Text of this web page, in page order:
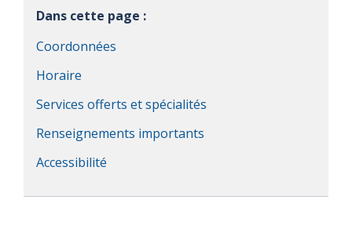
Dans cette page :
Coordonnées
Horaire
Services offerts et spécialités
Renseignements importants
Accessibilité